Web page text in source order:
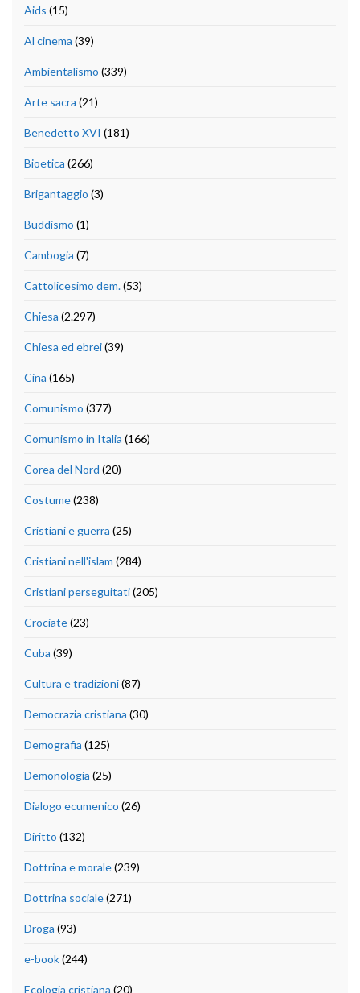
Aids (15)
Al cinema (39)
Ambientalismo (339)
Arte sacra (21)
Benedetto XVI (181)
Bioetica (266)
Brigantaggio (3)
Buddismo (1)
Cambogia (7)
Cattolicesimo dem.(53)
Chiesa (2.297)
Chiesa ed ebrei(39)
Cina (165)
Comunismo (377)
Comunismo in Italia (166)
Corea del Nord (20)
Costume(238)
Cristiani e guerra (25)
Cristiani nell'islam (284)
Cristiani perseguitati(205)
Crociate(23)
Cuba (39)
Cultura e tradizioni(87)
Democrazia cristiana (30)
Demografia (125)
Demonologia (25)
Dialogo ecumenico (26)
Diritto (132)
Dottrina e morale(239)
Dottrina sociale(271)
Droga (93)
e-book(244)
Ecologia cristiana (20)